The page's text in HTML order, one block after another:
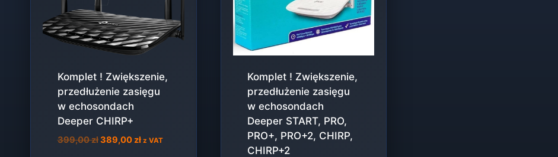
Komplet ! Zwiększenie,
przedłużenie zasięgu
w echosondach
Deeper CHIRP+
399,00złPierwotna
389,00 złAktualna
z VAT
Komplet ! Zwiększenie,
przedłużenie zasięgu
w echosondach
Deeper START, PRO,
PRO+, PRO+2, CHIRP,
CHIRP+2